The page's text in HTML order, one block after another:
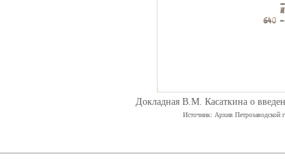
Докладная В.М. Касаткина о
Источник: Архив Петрозаводской